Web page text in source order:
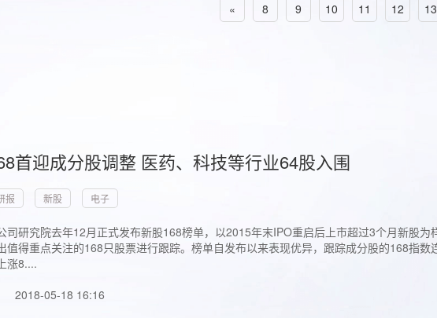
« 8 9 10 11 12 13
首迎成分股调整 医药、科技等行业64股入围
报 新股 电子
司研究院去年12月正式发布新股168榜单，以2015年末IPO重启后上市超过3个月新股
值得重点关注的168只股票进行跟踪。榜单自发布以来表现优异，跟踪成分股的168指
涨8....
2018-05-18 16:16